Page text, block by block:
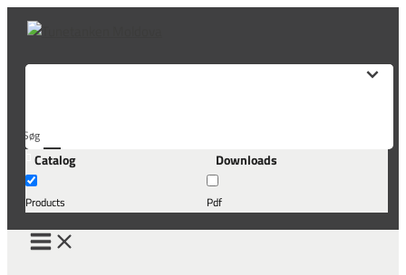
Skip
content
Søg
her...
Catalog
Products
Downloads
Pdf